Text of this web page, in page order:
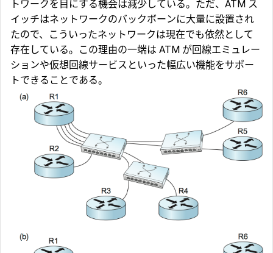
トワークを目にする機会は減少している。ただ、ATM ス
イッチはネットワークのバックボーンに大量に設置され
たので、こういったネットワークは現在でも依然として
存在している。この理由の一端は ATM が回線エミュレー
ションや仮想回線サービスといった幅広い機能をサポー
トできることである。